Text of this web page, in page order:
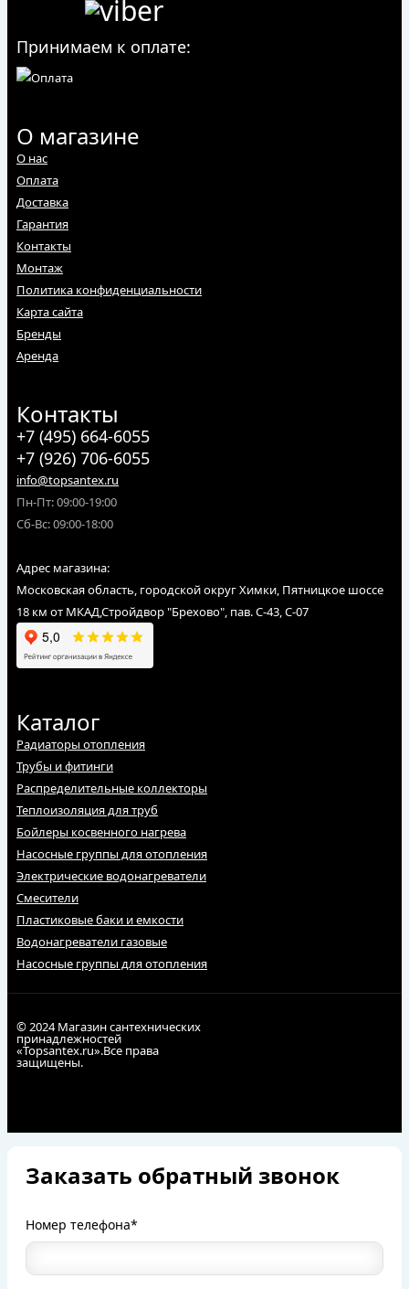
Принимаем к оплате:
О магазине
О нас
Оплата
Доставка
Гарантия
Контакты
Монтаж
Политика конфиденциальности
Карта сайта
Бренды
Аренда
Контакты
+7 (495) 664-6055
+7 (926) 706-6055
info@topsantex.ru
Пн-Пт: 09:00-19:00
Сб-Вс: 09:00-18:00
Адрес магазина:
Московская область, городской округ Химки, Пятницкое шоссе
18 км от МКАД,Стройдвор "Брехово", пав. С-43, С-07
Каталог
Радиаторы отопления
Трубы и фитинги
Распределительные коллекторы
Теплоизоляция для труб
Бойлеры косвенного нагрева
Насосные группы для отопления
Электрические водонагреватели
Смесители
Пластиковые баки и емкости
Водонагреватели газовые
Насосные группы для отопления
© 2024 Магазин сантехнических
принадлежностей
«Topsantex.ru».Все права
защищены.
Заказать обратный звонок
Номер телефона*